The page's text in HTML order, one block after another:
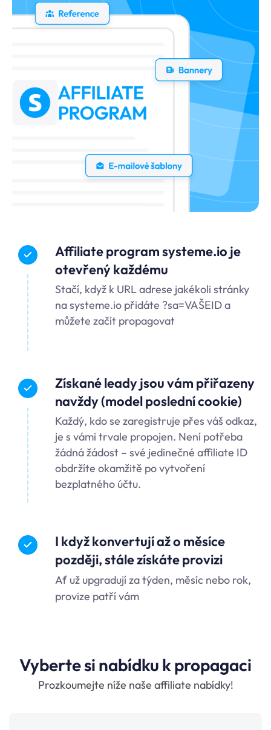
Affiliate program systeme.io je
otevřený každému
Stačí, když k URL adrese jakékoli stránky
na systeme.io přidáte ?sa=VAŠEID a
můžete začít propagovat
Získané leady jsou vám přiřazeny
navždy (model poslední cookie)
Každý, kdo se zaregistruje přes váš odkaz,
je s vámi trvale propojen. Není potřeba
žádná žádost – své jedinečné affiliate ID
obdržíte okamžitě po vytvoření
bezplatného účtu.
I když konvertují až o měsíce
později, stále získáte provizi
Ať už upgradují za týden, měsíc nebo rok,
provize patří vám
Vyberte si nabídku k propagaci
Prozkoumejte níže naše affiliate nabídky!